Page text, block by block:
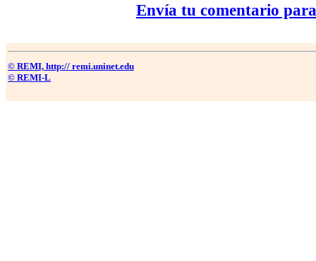
Envía tu comentario
© REMI, http:// remi.uninet.edu
© REMI-L